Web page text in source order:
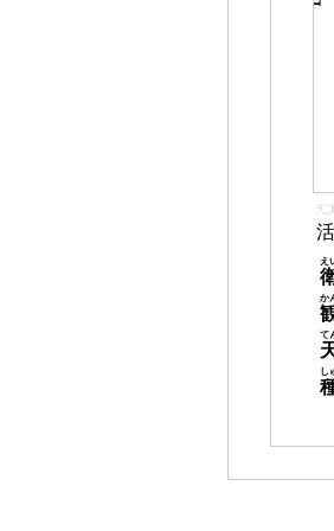
え
か
て
し